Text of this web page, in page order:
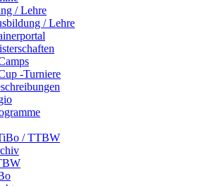
/ Lehre
/ Lehre
-Turniere
/ TTBW